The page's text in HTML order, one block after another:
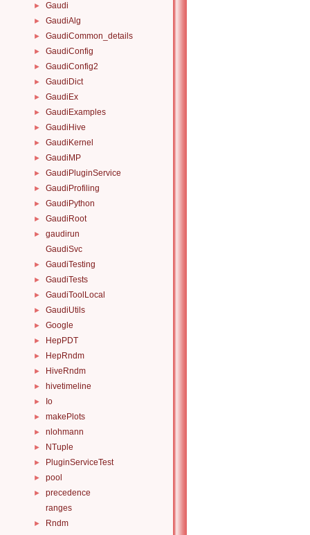
► Gaudi
► GaudiAlg
► GaudiCommon_details
► GaudiConfig
► GaudiConfig2
► GaudiDict
► GaudiEx
► GaudiExamples
► GaudiHive
► GaudiKernel
► GaudiMP
► GaudiPluginService
► GaudiProfiling
► GaudiPython
► GaudiRoot
►
gaudirun
GaudiSvc
► GaudiTesting
► GaudiTests
► GaudiToolLocal
► GaudiUtils
► Google
► HepPDT
► HepRndm
► HiveRndm
► hivetimeline
► Io
► makePlots
► nlohmann
► NTuple
► PluginServiceTest
► pool
►
precedence
ranges
► Rndm